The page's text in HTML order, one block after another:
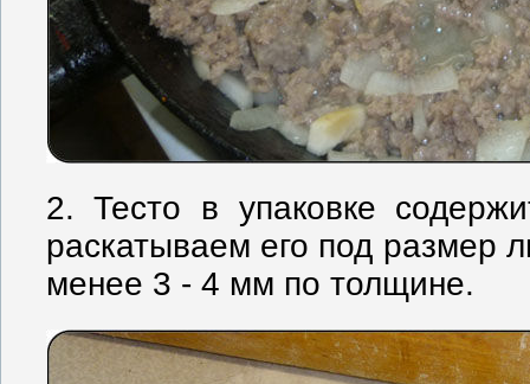
2. Тесто в упаковке
раскатываем его под размер
менее 3 - 4 мм по толщине.